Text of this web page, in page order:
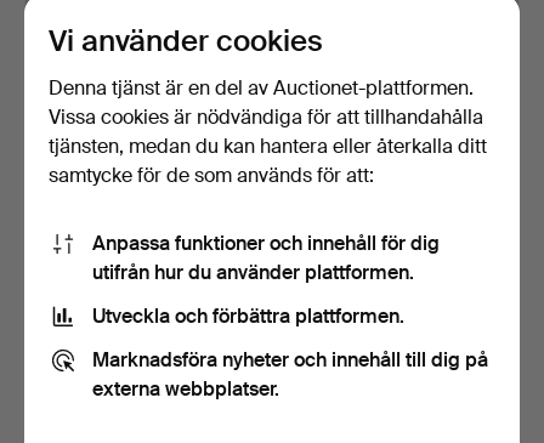
TERJE HOPE. STOLAR, 4
st, trä, "Spring", M…
Klubbades 1 jul 2026
1 bud
STOLAR, 6 st, empire,
1800-tal, mahogny.
Klubbades 1 jul 2026
12 bud
Vi använder cookies
Denna tjänst är en del av Auctionet-plattformen.
Vissa cookies är nödvändiga för att tillhandahålla
tjänsten, medan du kan hantera eller återkalla ditt
samtycke för de som används för att:
Anpassa funktioner och innehåll för dig
utifrån hur du använder plattformen.
Utveckla och förbättra plattformen.
Marknadsföra nyheter och innehåll till dig på
externa webbplatser.